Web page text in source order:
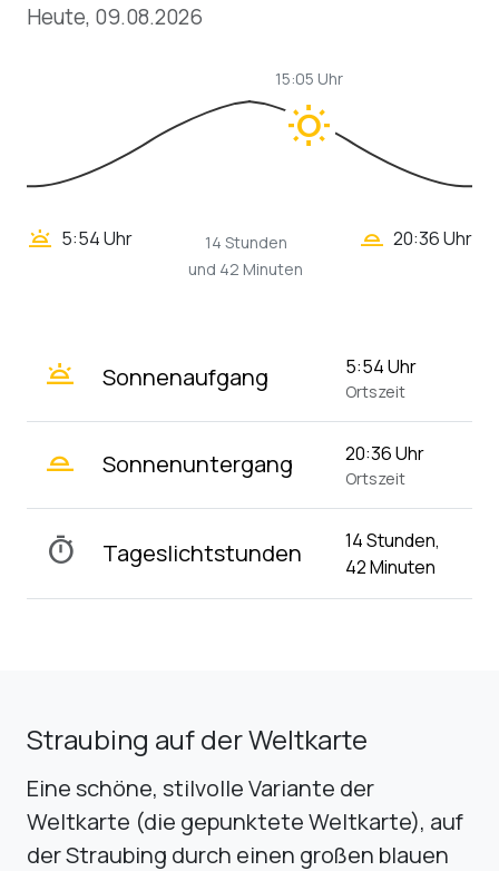
Heute, 09.08.2026
wb_sunny
15:05 Uhr
wb_twilight 5:54 Uhr
14 Stunden
und 42 Minuten
wb_twilight_2 20:36 Uhr
wb_twilight Sonnenaufgang 5:54 Uhr
Ortszeit
wb_twilight_2 Sonnenuntergang 20:36 Uhr
Ortszeit
timer Tageslichtstunden
14 Stunden,
42 Minuten
Straubing auf der Weltkarte
Eine schöne, stilvolle Variante der
Weltkarte (die gepunktete Weltkarte), auf
der Straubing durch einen großen blauen